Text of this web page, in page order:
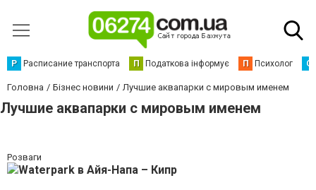
Р Расписание транспорта П Податкова інформує П Психолог С
Головна Бізнес новини Лучшие аквапарки с мировым именем
Лучшие аквапарки с мировым именем
Розваги